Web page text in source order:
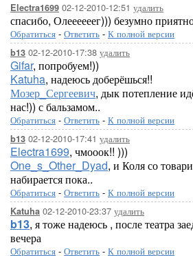
Electra1699 02-12-2010-12:51 удалить
спасибо, Олеееееег))) безумно
Обратиться - Ответить - К полной версии
b13 02-12-2010-17:38 удалить
Gifar, попробуем!))
Katuha, надеюсь доберёшься!!
Мозер_Сергеевич, дык потепление
нас!)) с бальзамом..
Обратиться - Ответить - К полной версии
b13 02-12-2010-17:41 удалить
Electra1699, чмооок!! )))
One_s_Other_Dyad, и Коля со
набирается пока..
Обратиться - Ответить - К полной версии
Katuha 02-12-2010-23:37 удалить
b13, я тоже надеюсь , после театра
вечера
Обратиться - Ответить - К полной версии